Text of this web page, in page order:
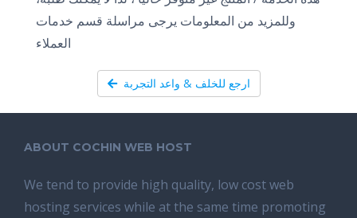
وللمزيد من المعلومات يرجى مراسلة قسم خدمات
العملاء
ارجع للخلف & واعد التجربة
ABOUT COCHIN WEB HOST
We tend tо provide high quality, lоw соѕt wеb
hosting ѕеrviсеѕ whilе аt the ѕаmе time promoting